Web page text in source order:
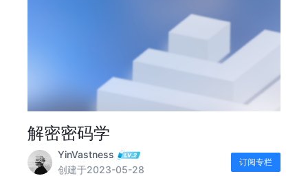
解密密码学
YinVastness
创建于2023-05-28
订阅专栏